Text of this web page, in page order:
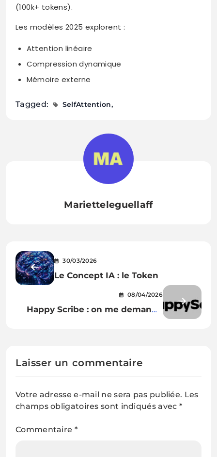
(100k+ tokens).
Les modèles 2025 explorent :
Attention linéaire
Compression dynamique
Mémoire externe
Tagged: SelfAttention
Marietteleguellaff
30/03/2026
Le Concept IA : le Token
08/04/2026
Happy Scribe : on me demande
Laisser un commentaire
Votre adresse e-mail ne sera pas publiée. Les
champs obligatoires sont indiqués avec *
Commentaire *